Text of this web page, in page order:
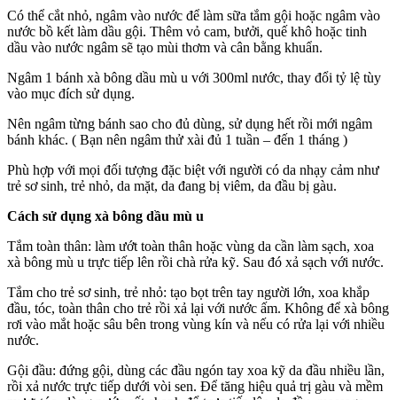
Có thể cắt nhỏ, ngâm vào nước để làm sữa tắm gội hoặc ngâm vào
nước bồ kết làm dầu gội. Thêm vỏ cam, bưởi, quế khô hoặc tinh
dầu vào nước ngâm sẽ tạo mùi thơm và cân bằng khuẩn.
Ngâm 1 bánh xà bông dầu mù u với 300ml nước, thay đổi tỷ lệ tùy
vào mục đích sử dụng.
Nên ngâm từng bánh sao cho đủ dùng, sử dụng hết rồi mới ngâm
bánh khác. ( Bạn nên ngâm thử xài đủ 1 tuần – đến 1 tháng )
Phù hợp với mọi đối tượng đặc biệt với người có da nhạy cảm như
trẻ sơ sinh, trẻ nhỏ, da mặt, da đang bị viêm, da đầu bị gàu.
Cách sử dụng xà bông dầu mù u
Tắm toàn thân: làm ướt toàn thân hoặc vùng da cần làm sạch, xoa
xà bông mù u trực tiếp lên rồi chà rửa kỹ. Sau đó xả sạch với nước.
Tắm cho trẻ sơ sinh, trẻ nhỏ: tạo bọt trên tay người lớn, xoa khắp
đầu, tóc, toàn thân cho trẻ rồi xả lại với nước ấm. Không để xà bông
rơi vào mắt hoặc sâu bên trong vùng kín và nếu có rửa lại với nhiều
nước.
Gội đầu: đứng gội, dùng các đầu ngón tay xoa kỹ da đầu nhiều lần,
rồi xả nước trực tiếp dưới vòi sen. Để tăng hiệu quả trị gàu và mềm